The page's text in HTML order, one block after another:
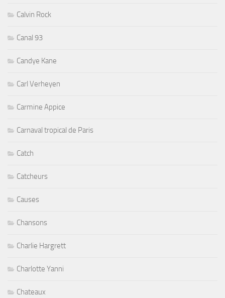
Calvin Rock
Canal 93
Candye Kane
Carl Verheyen
Carmine Appice
Carnaval tropical de Paris
Catch
Catcheurs
Causes
Chansons
Charlie Hargrett
Charlotte Yanni
Chateaux